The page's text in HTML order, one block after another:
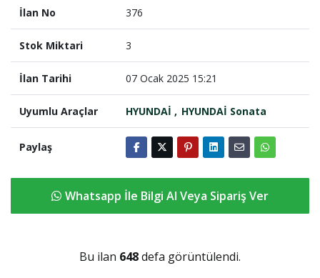
İlan No 376
Stok Miktari 3
İlan Tarihi 07 Ocak 2025 15:21
Uyumlu Araçlar HYUNDAİ HYUNDAİ Sonata
Paylaş
Whatsapp İle Bilgi Al Veya Sipariş Ver
Bu ilan 648defa görüntülendi.